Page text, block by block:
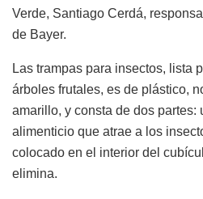
Verde, Santiago Cerdá,
de Bayer.
Las trampas para insectos, lista
árboles frutales, es de plástico,
amarillo, y consta de dos partes:
alimenticio que atrae a los
colocado en el interior del
elimina.